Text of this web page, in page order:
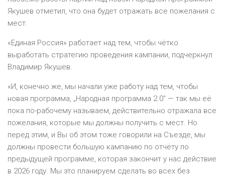
Якушев отметил, что она будет отражать все пожелания с
мест.
«Единая Россия» работает над тем, чтобы чётко
выработать стратегию проведения кампании, подчеркнул
Владимир Якушев.
«И, конечно же, мы начали уже работу над тем, чтобы
новая программа, „Народная программа 2.0“ — так мы её
пока по-рабочему называем, действительно отражала все
пожелания, которые мы должны получить с мест. Но
перед этим, и Вы об этом тоже говорили на Съезде, мы
должны провести большую кампанию по отчёту по
предыдущей программе, которая закончит у нас действие
в 2026 году. Мы это планируем сделать во всех без